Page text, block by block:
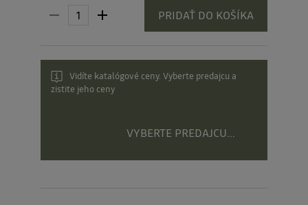
PRIDAŤ DO KOŠÍKA
Vidíte katalógové ceny. Vyberte predajcu a
zistite jeho ceny
VYBERTE PREDAJCU...